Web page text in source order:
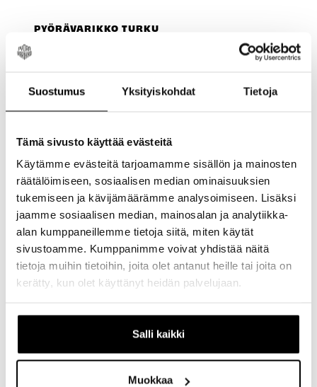
Suostumus Yksityiskohdat Tietoja
Tämä sivusto käyttää evästeitä
Käytämme evästeitä tarjoamamme sisällön ja mainosten
räätälöimiseen, sosiaalisen median ominaisuuksien
tukemiseen ja kävijämäärämme analysoimiseen. Lisäksi
jaamme sosiaalisen median, mainosalan ja analytiikka-
alan kumppaneillemme tietoja siitä, miten käytät
sivustoamme. Kumppanimme voivat yhdistää näitä
tietoja muihin tietoihin, joita olet antanut heille tai joita on
kerätty, kun olet käyttänyt heidän palvelujaan.
Salli kaikki
Muokkaa
PYÖRÄVARIKKO TURKU
Bikefit on yksilöllinen palvelu, jossa pyörä
säädetään kehosi, liikkuvuutesi ja ajotyylisi
TUTUSTU PALVELUUN